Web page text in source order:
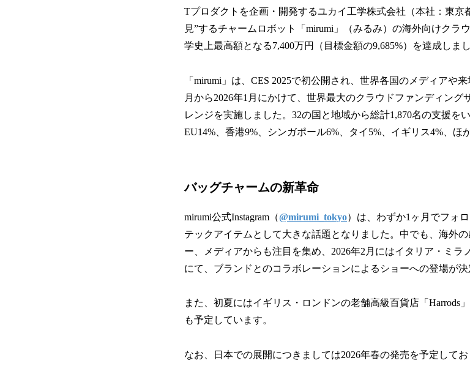
Tプロダクトを企画・開発するユカイ工学株式会社（本社：東京
見”するチャームロボット「mirumi」（みるみ）の海外向けクラ
学史上最高額となる7,400万円（目標金額の9,685%）を達成しまし
「mirumi」は、CES 2025で初公開され、世界各国のメディアや
月から2026年1月にかけて、世界最大のクラウドファンディング
レンジを実施しました。32の国と地域から総計1,870名の支援を
EU14%、香港9%、シンガポール6%、タイ5%、イギリス4%、ほ
バッグチャームの新革命
mirumi公式Instagram（@mirumi_tokyo）は、わずか1ヶ月でフォ
テックアイテムとして大きな話題となりました。中でも、海外
ー、メディアからも注目を集め、2026年2月にはイタリア・ミラ
にて、ブランドとのコラボレーションによるショーへの登場が決
また、初夏にはイギリス・ロンドンの老舗高級百貨店「Harrods
も予定しています。
なお、日本での展開につきましては2026年春の発売を予定してお